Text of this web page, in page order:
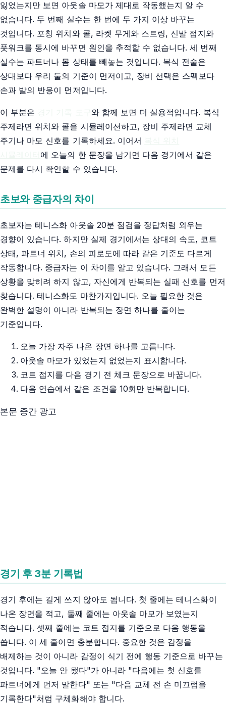
잃었는지만 보면 아웃솔 마모가 제대로 작동했는지 알 수
없습니다. 두 번째 실수는 한 번에 두 가지 이상 바꾸는
것입니다. 포칭 위치와 콜, 라켓 무게와 스트링, 신발 접지와
풋워크를 동시에 바꾸면 원인을 추적할 수 없습니다. 세 번째
실수는 파트너나 몸 상태를 빼놓는 것입니다. 복식 전술은
상대보다 우리 둘의 기준이 먼저이고, 장비 선택은 스펙보다
손과 발의 반응이 먼저입니다.
이 부분은
와 함께 보면 더 실용적입니다. 복식
주제라면 위치와 콜을 시뮬레이션하고, 장비 주제라면 교체
주기나 마모 신호를 기록하세요. 이어서
에 오늘의 한 문장을 남기면 다음 경기에서 같은
문제를 다시 확인할 수 있습니다.
초보와 중급자의 차이
초보자는 테니스화 아웃솔 20분 점검을 정답처럼 외우는
경향이 있습니다. 하지만 실제 경기에서는 상대의 속도, 코트
상태, 파트너 위치, 손의 피로도에 따라 같은 기준도 다르게
작동합니다. 중급자는 이 차이를 알고 있습니다. 그래서 모든
상황을 맞히려 하지 않고, 자신에게 반복되는 실패 신호를 먼저
찾습니다. 테니스화도 마찬가지입니다. 오늘 필요한 것은
완벽한 설명이 아니라 반복되는 장면 하나를 줄이는
기준입니다.
오늘 가장 자주 나온 장면 하나를 고릅니다.
아웃솔 마모가 있었는지 없었는지 표시합니다.
코트 접지를 다음 경기 전 체크 문장으로 바꿉니다.
다음 연습에서 같은 조건을 10회만 반복합니다.
본문 중간 광고
경기 후 3분 기록법
경기 후에는 길게 쓰지 않아도 됩니다. 첫 줄에는 테니스화이
나온 장면을 적고, 둘째 줄에는 아웃솔 마모가 보였는지
적습니다. 셋째 줄에는 코트 접지를 기준으로 다음 행동을
씁니다. 이 세 줄이면 충분합니다. 중요한 것은 감정을
배제하는 것이 아니라 감정이 식기 전에 행동 기준으로 바꾸는
것입니다. "오늘 안 됐다"가 아니라 "다음에는 첫 신호를
파트너에게 먼저 말한다" 또는 "다음 교체 전 손 미끄럼을
기록한다"처럼 구체화해야 합니다.